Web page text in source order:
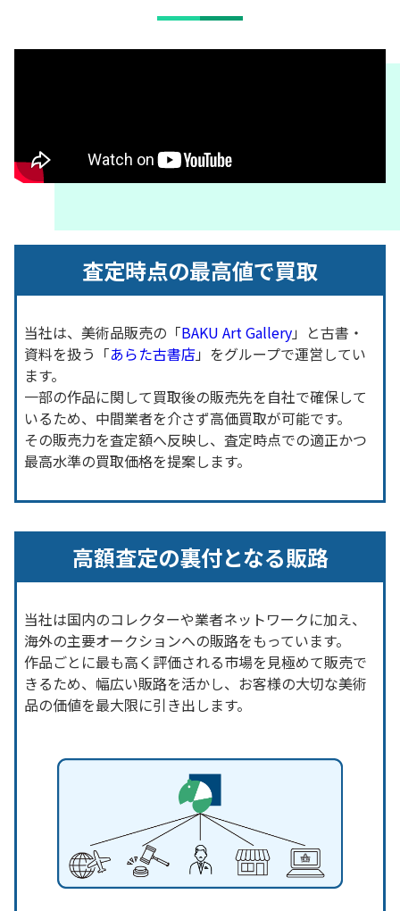
査定時点の最高値で買取
当社は、美術品販売の「BAKU Art Gallery」と古書・
資料を扱う「あらた古書店」をグループで運営してい
ます。
一部の作品に関して買取後の販売先を自社で確保して
いるため、中間業者を介さず高価買取が可能です。
その販売力を査定額へ反映し、査定時点での適正かつ
最高水準の買取価格を提案します。
高額査定の裏付となる販路
当社は国内のコレクターや業者ネットワークに加え、
海外の主要オークションへの販路をもっています。
作品ごとに最も高く評価される市場を見極めて販売で
きるため、幅広い販路を活かし、お客様の大切な美術
品の価値を最大限に引き出します。